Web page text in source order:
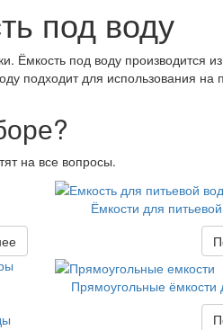
под воду
Ёмкость под воду производится
подходит для использования на
на все вопросы.
Ёмкости для
Прямоугольные ёмкости